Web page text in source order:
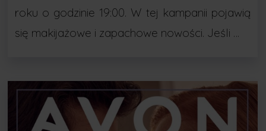
roku o godzinie 19:00. W tej kampanii pojawią
się makijażowe i zapachowe nowości. Jeśli …